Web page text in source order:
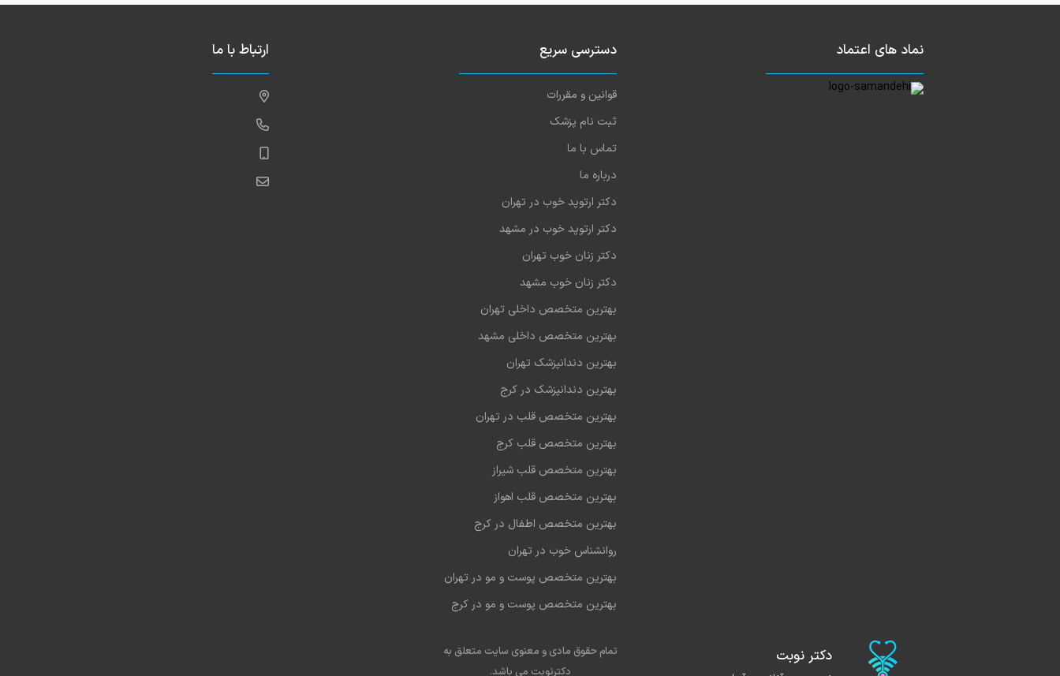
نماد های اعتماد دسترسی سریع
قوانین و مقررات
ثبت نام پزشک
تماس با ما
درباره ما
دکتر ارتوپد خوب در تهران
دکتر ارتوپد خوب در مشهد
دکتر زنان خوب تهران
دکتر زنان خوب مشهد
بهترین متخصص داخلی تهران
بهترین متخصص داخلی مشهد
بهترین دندانپزشک تهران
بهترین دندانپزشک در کرج
بهترین متخصص قلب در تهران
بهترین متخصص قلب کرج
بهترین متخصص قلب شیراز
بهترین متخصص قلب اهواز
بهترین متخصص اطفال در کرج
روانشناس خوب در تهران
بهترین متخصص پوست و مو در تهران
بهترین متخصص پوست و مو در کرج
ارتباط با ما
دکتر نوبت
تمام حقوق مادی و معنوی سایت متعلق به
دکترنوبت می باشد.